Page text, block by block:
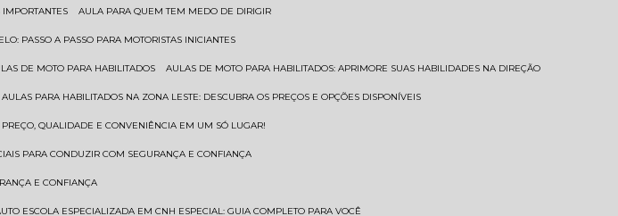
IMPORTANTES AULA PARA QUEM TEM MEDO DE DIRIGIR
PASSO A PASSO PARA MOTORISTAS INICIANTES
DE MOTO PARA HABILITADOS AULAS DE MOTO PARA HABILITADOS: APRIMORE SUAS HABILIDADES NA DIREÇÃO
AULAS PARA HABILITADOS NA ZONA LESTE: DESCUBRA OS PREÇOS E OPÇÕES DISPONÍVEIS
PREÇO, QUALIDADE E CONVENIÊNCIA EM UM SÓ LUGAR!
PARA CONDUZIR COM SEGURANÇA E CONFIANÇA
E CONFIANÇA
AUTO ESCOLA ESPECIALIZADA EM CNH ESPECIAL: GUIA COMPLETO PARA VOCÊ